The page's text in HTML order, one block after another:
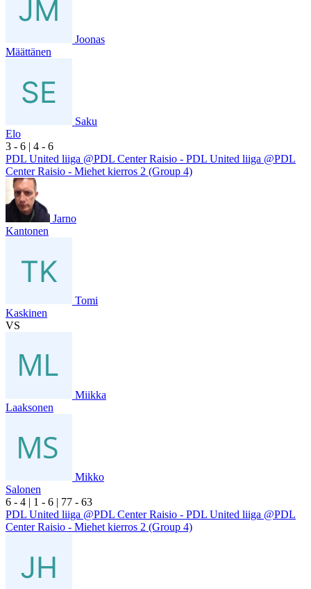
Joonas
Määttänen
Saku
Elo
3 - 6 | 4 - 6
PDL United liiga @PDL Center Raisio - PDL United liiga @PDL
Center Raisio - Miehet kierros 2 (Group 4)
Jarno
Kantonen
Tomi
Kaskinen
VS
Miikka
Laaksonen
Mikko
Salonen
6 - 4 | 1 - 6 | 77 - 63
PDL United liiga @PDL Center Raisio - PDL United liiga @PDL
Center Raisio - Miehet kierros 2 (Group 4)